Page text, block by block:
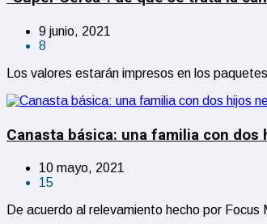
9 junio, 2021
8
Los valores estarán impresos en los
Canasta básica: una familia con
10 mayo, 2021
15
De acuerdo al relevamiento hecho por